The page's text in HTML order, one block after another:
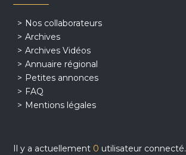
Nos collaborateurs
Archives
Archives Vidéos
Annuaire régional
Petites annonces
FAQ
Mentions légales
Il y a actuellement 0 utilisateur connecté.